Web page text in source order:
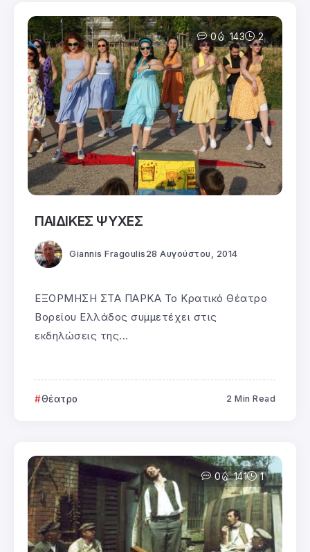
0 143 2
ΠΑΙΔΙΚΕΣ ΨΥΧΕΣ
Giannis Fragoulis 28 Αυγούστου, 2014
ΕΞΟΡΜΗΣΗ ΣΤΑ ΠΑΡΚΑ Το Κρατικό Θέατρο
Βορείου Ελλάδος συμμετέχει στις
εκδηλώσεις της...
Θέατρο 2 Min Read
0 141 1